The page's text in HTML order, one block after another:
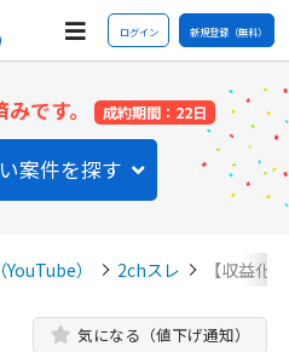
ログイン 新規登録（無料）
みです。 成約期間：22日
案件を探す
） 2chスレ 【収益化
気になる（値下げ通知）